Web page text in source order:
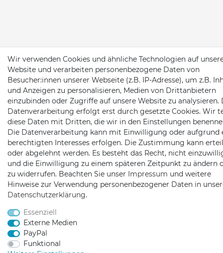
Wir verwenden Cookies und ähnliche Technologien auf
Website und verarbeiten personenbezogene Daten von
Besucher:innen unserer Webseite (z.B. IP-Adresse), um z.B.
und Anzeigen zu personalisieren, Medien von Drittanbietern
einzubinden oder Zugriffe auf unsere Website zu analysieren.
Datenverarbeitung erfolgt erst durch gesetzte Cookies. Wir
diese Daten mit Dritten, die wir in den Einstellungen
Die Datenverarbeitung kann mit Einwilligung oder aufgrund
berechtigten Interesses erfolgen. Die Zustimmung kann
oder abgelehnt werden. Es besteht das Recht, nicht
und die Einwilligung zu einem späteren Zeitpunkt zu ändern
zu widerrufen. Beachten Sie unser Impressum und weitere
Hinweise zur Verwendung personenbezogener Daten in
Daten­schutz­erklärung.
Essenziell
Externe Medien
PayPal
Funktional